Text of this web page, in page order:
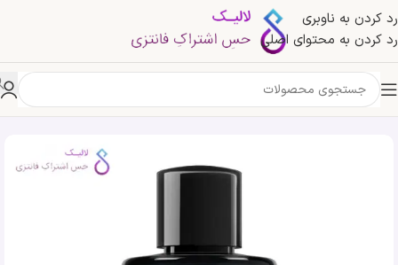
رد کردن به ناوبری
رد کردن به محتوای اصلی
خانه»فروشگاه»ادکلن بلو رویال جی پارلیس | Geparlys Bleu Royal